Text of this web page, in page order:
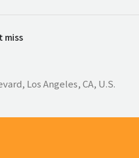
miss
Los Angeles, CA, U.S.